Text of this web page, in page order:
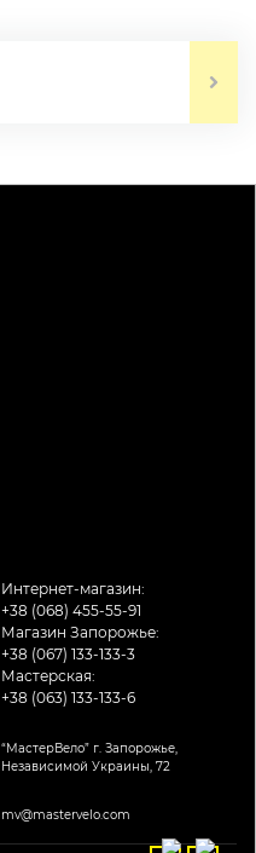
Интернет-магазин:
+38 (068) 455-55-91
Магазин Запорожье:
+38 (067) 133-133-3
Мастерская:
+38 (063) 133-133-6
“МастерВело” г. Запорожье,
Независимой Украины, 72
mv@mastervelo.com